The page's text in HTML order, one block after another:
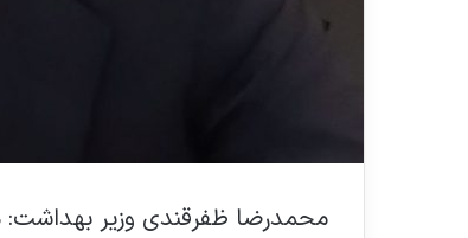
محمدرضا ظفرقندی وزیر بهداشت: